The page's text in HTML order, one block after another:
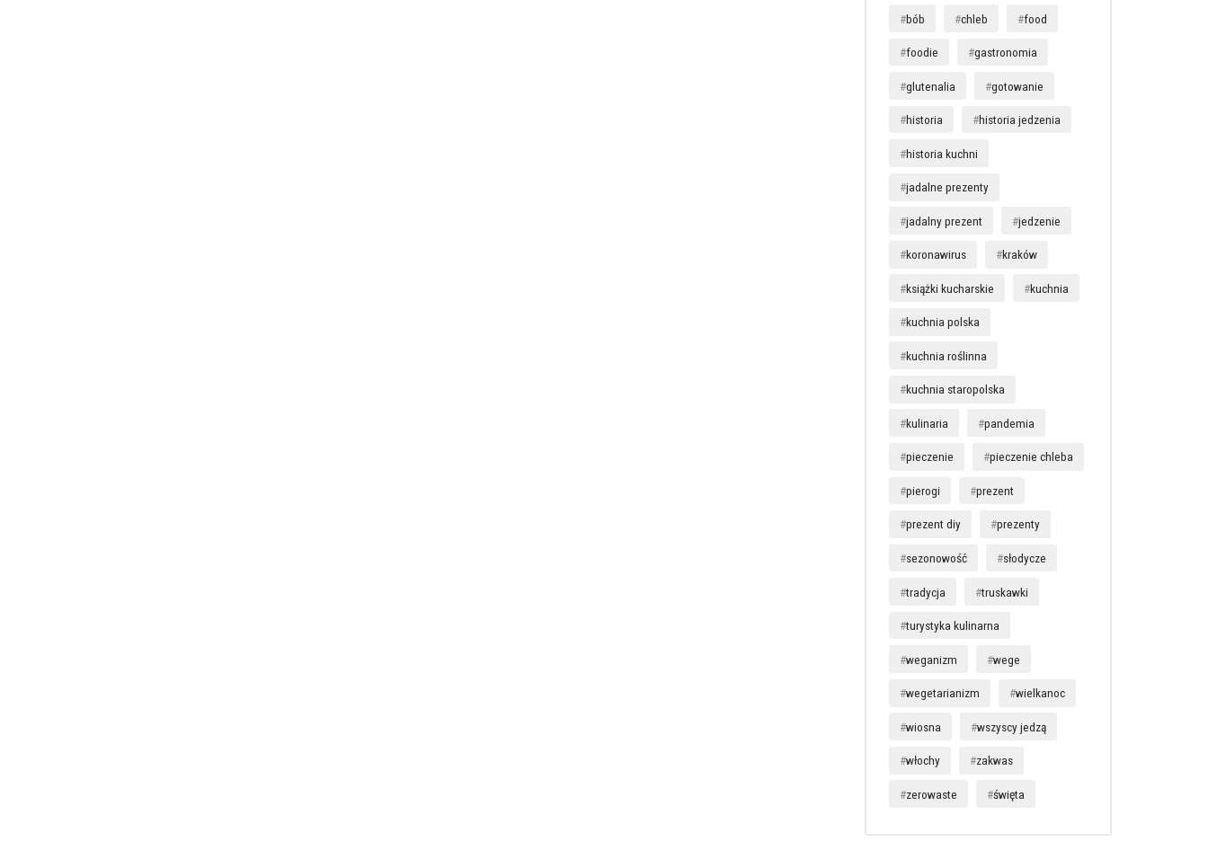
bób chleb food
foodie gastronomia
glutenalia gotowanie
historia historia jedzenia
historia kuchni
jadalne prezenty
jadalny prezent jedzenie
koronawirus kraków
książki kucharskie kuchnia
kuchnia polska
kuchnia roślinna
kuchnia staropolska
kulinaria pandemia
pieczenie pieczenie chleba
pierogi prezent
prezent diy prezenty
sezonowość słodycze
tradycja truskawki
turystyka kulinarna
weganizm wege
wegetarianizm wielkanoc
wiosna wszyscy jedzą
włochy zakwas
zerowaste święta